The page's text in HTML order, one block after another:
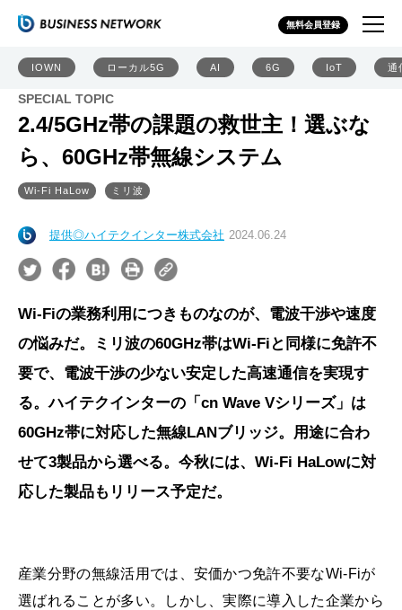
無料会員登録
IOWN ローカル5G AI 6G IoT 通
SPECIAL TOPIC
2.4/5GHz帯の課題の救世主！選ぶな
ら、60GHz帯無線システム
Wi-Fi HaLow ミリ波
提供◎ハイテクインター株式会社 2024.06.24
Wi-Fiの業務利用につきものなのが、電波干渉や速度
の悩みだ。ミリ波の60GHz帯はWi-Fiと同様に免許不
要で、電波干渉の少ない安定した高速通信を実現す
る。ハイテクインターの「cn Wave Vシリーズ」は
60GHz帯に対応した無線LANブリッジ。用途に合わ
せて3製品から選べる。今秋には、Wi-Fi HaLowに対
応した製品もリリース予定だ。
産業分野の無線活用では、安価かつ免許不要なWi-Fiが
選ばれることが多い。しかし、実際に導入した企業から